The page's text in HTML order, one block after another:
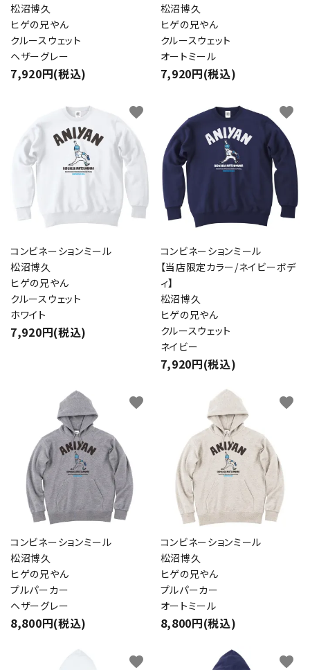
松沼博久
ヒゲの兄やん
クルースウェット
ヘザーグレー
7,920円(税込)
松沼博久
ヒゲの兄やん
クルースウェット
オートミール
7,920円(税込)
コンビネーションミール
松沼博久
ヒゲの兄やん
クルースウェット
ホワイト
7,920円(税込)
favorite
コンビネーションミール
【当店限定カラー/ネイビーボデ
ィ】
松沼博久
ヒゲの兄やん
クルースウェット
ネイビー
7,920円(税込)
favorite
コンビネーションミール
松沼博久
ヒゲの兄やん
プルパーカー
ヘザーグレー
8,800円(税込)
favorite
コンビネーションミール
松沼博久
ヒゲの兄やん
プルパーカー
オートミール
8,800円(税込)
favorite
favorite favorite